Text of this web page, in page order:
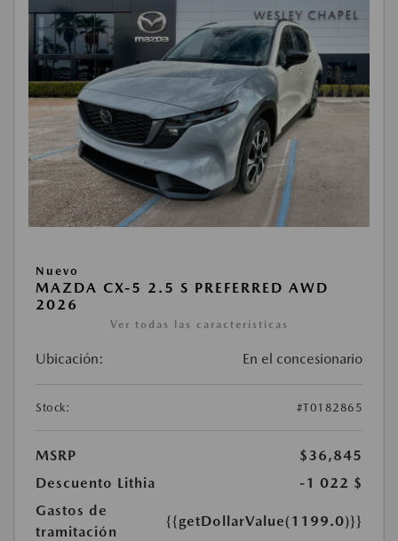
Nuevo
MAZDA CX-5 2.5 S PREFERRED AWD
2026
Ver todas las características
Ubicación: En el concesionario
Stock: #T0182865
MSRP
$36,845
Descuento Lithia
-1 022 $
Gastos de
tramitación
{{getDollarValue(1199.0)}}